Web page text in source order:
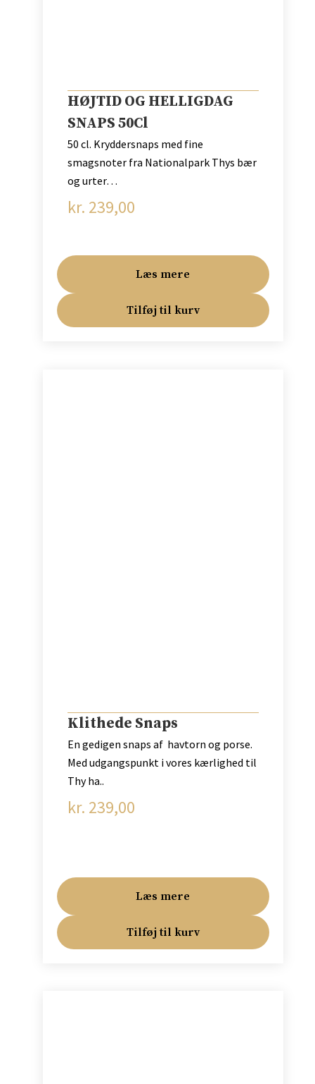
HØJTID OG HELLIGDAG
SNAPS 50Cl
50 cl. Kryddersnaps med fine
smagsnoter fra Nationalpark Thys bær
og urter…
kr. 239,00
Læs mere
Tilføj til kurv
Klithede Snaps
En gedigen snaps af havtorn og porse.
Med udgangspunkt i vores kærlighed til
Thy ha..
kr. 239,00
Læs mere
Tilføj til kurv